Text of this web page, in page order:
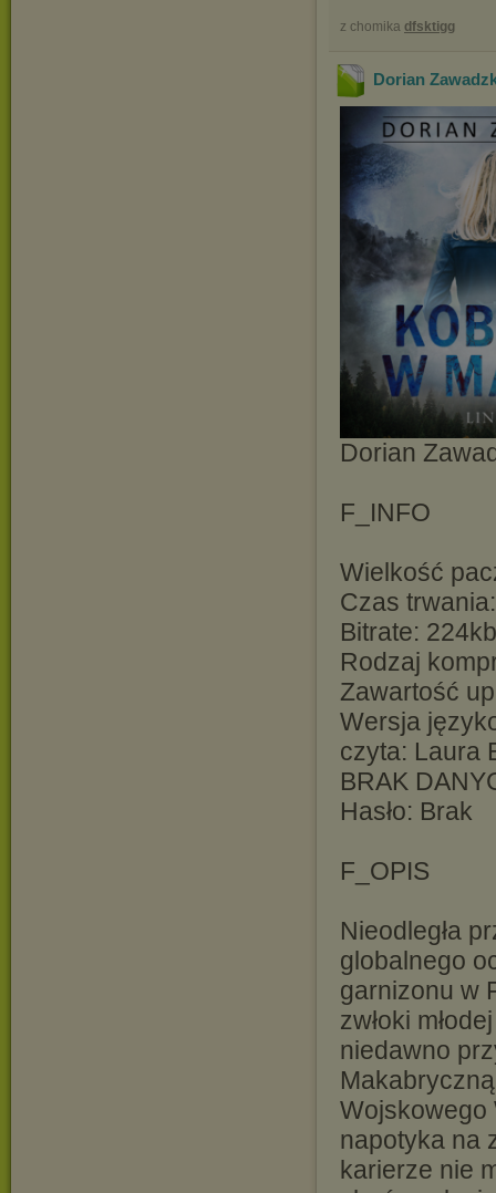
z chomika dfsktigg
Dorian
Dorian
F_INFO
Wielkość
Czas
Bitrate:
Rodzaj
Zawartość
Wersja
czyta: Laura
BRAK
Hasło: Brak
F_OPIS
Nieodległa
globalnego
garnizonu w
zwłoki
niedawno
Wojskowego
napotyka na
karierze nie